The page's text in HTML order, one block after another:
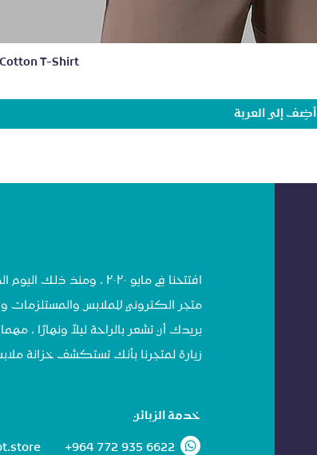
T-Shirt
أضِف إلى العربة
افتتحنا في مايو ٢٠٢٠ ،
متجر الكتروني للملابس والمستلزمات
يريدك أن تشعر بالراحة ليلاً ونهارًا ،
زيارة لمتجرنا بأنك تستكشف خزانة
خدمة الزبائن
+964 772 935 6622